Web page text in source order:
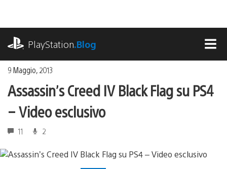
contenuto
PlayStation.Blog
9 Maggio, 2013
Assassin’s Creed IV Black Flag su PS4
– Video esclusivo
11 2